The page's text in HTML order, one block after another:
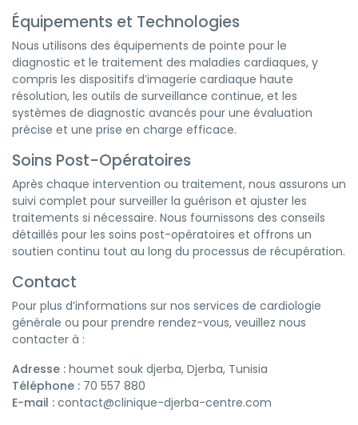
Équipements et Technologies
Nous utilisons des équipements de pointe pour le
diagnostic et le traitement des maladies cardiaques, y
compris les dispositifs d’imagerie cardiaque haute
résolution, les outils de surveillance continue, et les
systèmes de diagnostic avancés pour une évaluation
précise et une prise en charge efficace.
Soins Post-Opératoires
Après chaque intervention ou traitement, nous assurons un
suivi complet pour surveiller la guérison et ajuster les
traitements si nécessaire. Nous fournissons des conseils
détaillés pour les soins post-opératoires et offrons un
soutien continu tout au long du processus de récupération.
Contact
Pour plus d’informations sur nos services de cardiologie
générale ou pour prendre rendez-vous, veuillez nous
contacter à :
Adresse : houmet souk djerba, Djerba, Tunisia
Téléphone : 70 557 880
E-mail : contact@clinique-djerba-centre.com